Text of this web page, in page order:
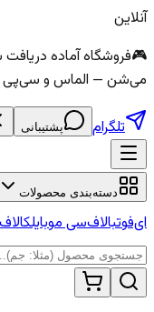
آنلاین
🎮فروشگاه آماده
می‌شن — الماس و سی‌پی رو در کمتر از
تلگرام پشتیبانی
دسته‌بندی محصولات
ای‌فوتبالاف‌سی موبایل